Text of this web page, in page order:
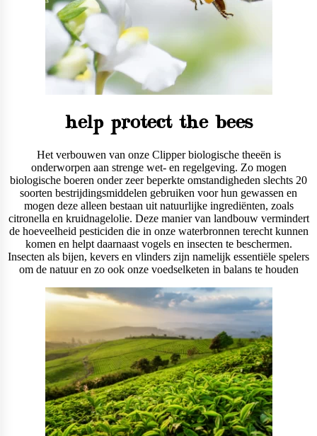
help protect the bees
Het verbouwen van onze Clipper biologische theeën is
onderworpen aan strenge wet- en regelgeving. Zo mogen
biologische boeren onder zeer beperkte omstandigheden slechts 20
soorten bestrijdingsmiddelen gebruiken voor hun gewassen en
mogen deze alleen bestaan uit natuurlijke ingrediënten, zoals
citronella en kruidnagelolie. Deze manier van landbouw vermindert
de hoeveelheid pesticiden die in onze waterbronnen terecht kunnen
komen en helpt daarnaast vogels en insecten te beschermen.
Insecten als bijen, kevers en vlinders zijn namelijk essentiële spelers
om de natuur en zo ook onze voedselketen in balans te houden